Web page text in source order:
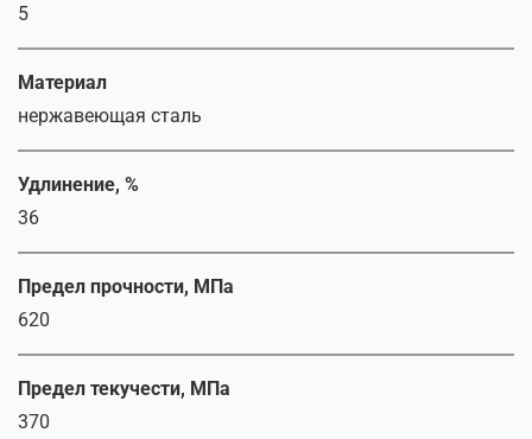
5
Материал
нержавеющая сталь
Удлинение, %
36
Предел прочности, МПа
620
Предел текучести, МПа
370